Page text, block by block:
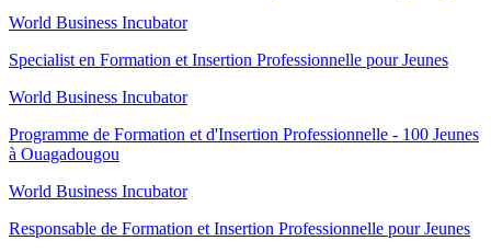
World Business Incubator
Specialist en Formation et Insertion Professionnelle pour Jeunes
World Business Incubator
Programme de Formation et d'Insertion Professionnelle - 100 Jeunes
à Ouagadougou
World Business Incubator
Responsable de Formation et Insertion Professionnelle pour Jeunes